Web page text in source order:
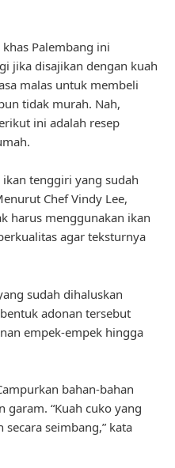
Palembang ini
jika disajikan dengan kuah
malas untuk membeli
tidak murah. Nah,
ini adalah resep
tenggiri yang sudah
Chef Vindy Lee,
harus menggunakan ikan
agar teksturnya
sudah dihaluskan
adonan tersebut
empek-empek hingga
bahan-bahan
“Kuah cuko yang
seimbang,” kata